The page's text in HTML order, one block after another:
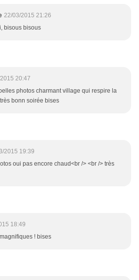
22/03/2015 21:26
bisous bisous
20:47
photos charmant village qui respire la
bonn soirée bises
2015 19:39
oui pas encore chaud<br /> <br /> très
18:49
! bises